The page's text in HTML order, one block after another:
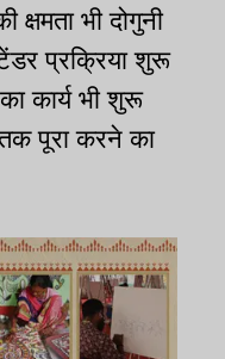
क्षमता भी दोगुनी
प्रक्रिया शुरू
कार्य भी शुरू
पूरा करने का